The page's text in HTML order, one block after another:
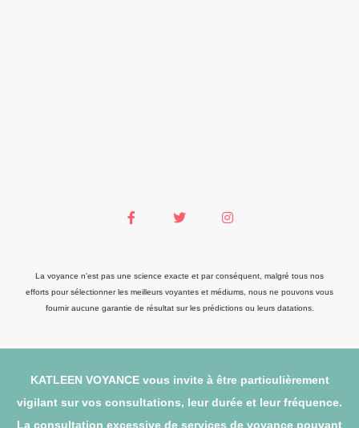
La voyance n'est pas une science exacte et par conséquent, malgré tous nos
efforts pour sélectionner les meilleurs voyantes et médiums, nous ne pouvons vous
fournir aucune garantie de résultat sur les prédictions ou leurs datations.
KATLEEN VOYANCE vous invite à être particulièrement
vigilant sur vos consultations, leur durée et leur fréquence.
La consultation excessive de services de voyance pouvant